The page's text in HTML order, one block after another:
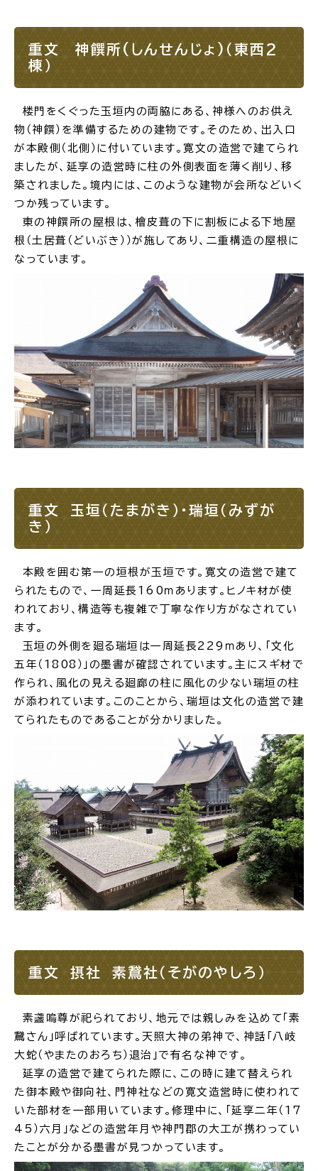
重文 神饌所(しんせんじょ)（東西2
棟）
楼門をくぐった玉垣内の両脇にある、神様へのお供え
物（神饌）を準備するための建物です。そのため、出入口
が本殿側（北側）に付いています。寛文の造営で建てられ
ましたが、延享の造営時に柱の外側表面を薄く削り、移
築されました。境内には、このような建物が会所などいく
つか残っています。
東の神饌所の屋根は、檜皮葺の下に割板による下地屋
根（土居葺（どいぶき））が施してあり、二重構造の屋根に
なっています。
重文 玉垣（たまがき）・瑞垣（みずが
き）
本殿を囲む第一の垣根が玉垣です。寛文の造営で建て
られたもので、一周延長160ｍあります。ヒノキ材が使
われており、構造等も複雑で丁寧な作り方がなされてい
ます。
玉垣の外側を廻る瑞垣は一周延長229ｍあり、「文化
五年（1808）」の墨書が確認されています。主にスギ材で
作られ、風化の見える廻廊の柱に風化の少ない瑞垣の柱
が添われています。このことから、瑞垣は文化の造営で建
てられたものであることが分かりました。
重文 摂社 素鵞社（そがのやしろ）
素盞嗚尊が祀られており、地元では親しみを込めて「素
鵞さん」呼ばれています。天照大神の弟神で、神話「八岐
大蛇（やまたのおろち）退治」で有名な神です。
延享の造営で建てられた際に、この時に建て替えられ
た御本殿や御向社、門神社などの寛文造営時に使われて
いた部材を一部用いています。修理中に、「延享二年（17
45）六月」などの造営年月や神門郡の大工が携わってい
たことが分かる墨書が見つかっています。